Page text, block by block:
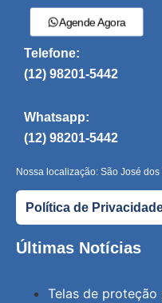
Agende Agora
Telefone:
(12) 98201-5442
Whatsapp:
(12) 98201-5442
Nossa localização: São José
Política de
Últimas Notícias
Telas de